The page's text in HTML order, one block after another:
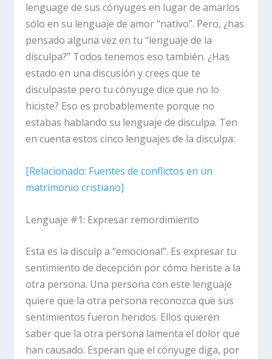
lenguage de sus cónyuges en lugar de amarlos
sólo en su lenguaje de amor “nativo”. Pero, ¿has
pensado alguna vez en tu “lenguaje de la
disculpa?” Todos tenemos eso también. ¿Has
estado en una discusión y crees que te
disculpaste pero tu cónyuge dice que no lo
hiciste? Eso es probablemente porque no
estabas hablando su lenguaje de disculpa. Ten
en cuenta estos cinco lenguajes de la disculpa:
[Relacionado: Fuentes de conflictos en un
matrimonio cristiano]
Lenguaje #1: Expresar remordimiento
Esta es la disculp a “emocional”. Es expresar tu
sentimiento de decepción por cómo heriste a la
otra persona. Una persona con este lenguaje
quiere que la otra persona reconozca que sus
sentimientos fueron heridos. Ellos quieren
saber que la otra persona lamenta el dolor que
han causado. Esperan que el cónyuge diga, por